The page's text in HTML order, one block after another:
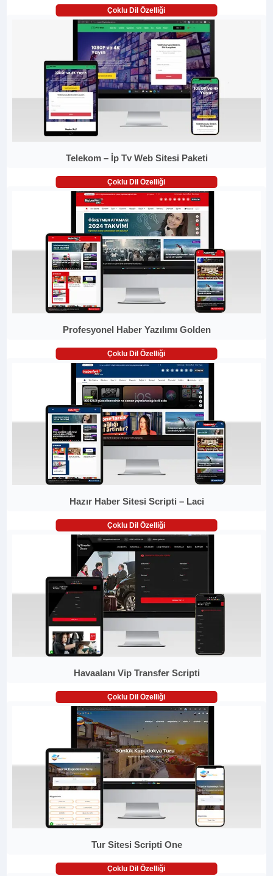
Çoklu Dil Özelliği
Telekom – İp Tv Web Sitesi Paketi
Çoklu Dil Özelliği
Profesyonel Haber Yazılımı Golden
Çoklu Dil Özelliği
Hazır Haber Sitesi Scripti – Laci
Çoklu Dil Özelliği
Havaalanı Vip Transfer Scripti
Çoklu Dil Özelliği
Tur Sitesi Scripti One
Çoklu Dil Özelliği